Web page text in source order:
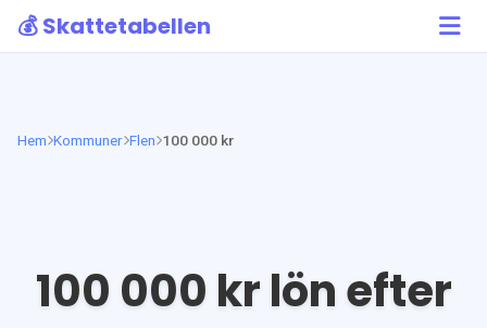
💰 Skattetabellen
Hem Kommuner Flen 100 000 kr
100 000 kr lön efter